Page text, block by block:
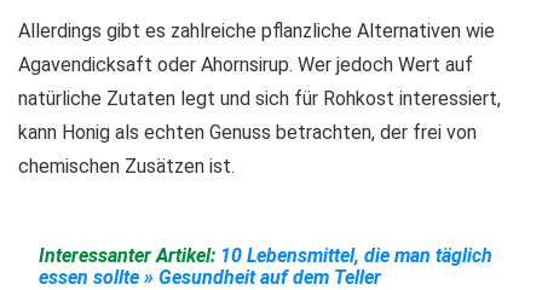
Allerdings gibt es zahlreiche pflanzliche Alternativen wie
Agavendicksaft oder Ahornsirup. Wer jedoch Wert auf
natürliche Zutaten legt und sich für Rohkost interessiert,
kann Honig als echten Genuss betrachten, der frei von
chemischen Zusätzen ist.
Interessanter Artikel: 10 Lebensmittel, die man täglich
essen sollte » Gesundheit auf dem Teller